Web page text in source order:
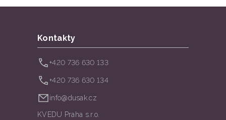
Kontakty
+420 736 630 133
+420 736 630 134
info@dusak.cz
KVEDU Praha s.r.o.